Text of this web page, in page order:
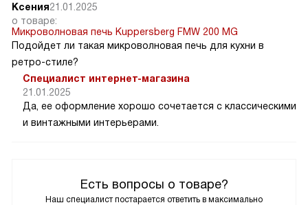
Есть вопросы о товаре?
Наш специалист постарается ответить в максимально
Ксения21.01.2025
о товаре:
Микроволновая печь Kuppersberg FMW 200 MG
Подойдет ли такая микроволновая печь для кухни в
ретро-стиле?
Специалист интернет-магазина
21.01.2025
Да, ее оформление хорошо сочетается с классическими
и винтажными интерьерами.